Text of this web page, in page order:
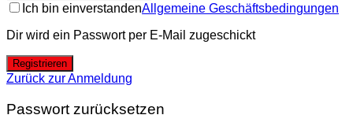
Ich bin einverstandenAllgemeine Geschäftsbedingungen
Dir wird ein Passwort per E-Mail zugeschickt
Registrieren
Zurück zur Anmeldung
Passwort zurücksetzen